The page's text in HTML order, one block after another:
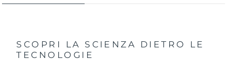
SCOPRI LA SCIENZA DIETRO LE
TECNOLOGIE